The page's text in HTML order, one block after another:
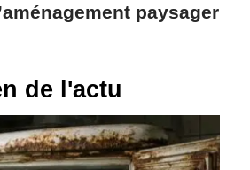
paysager
de l'actu